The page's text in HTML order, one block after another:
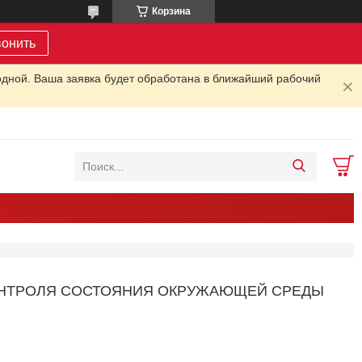
Корзина
Ваша заявка будет обработана в ближайший рабочий
СОСТОЯНИЯ ОКРУЖАЮЩЕЙ СРЕДЫ